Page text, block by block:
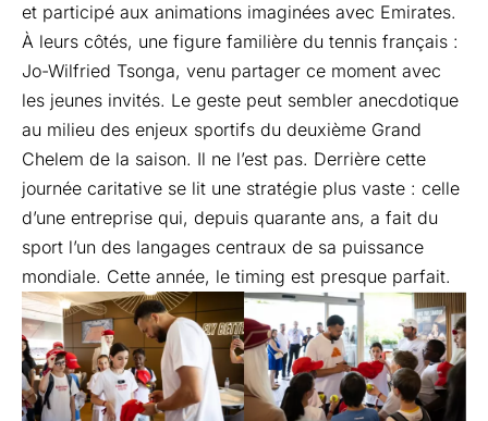
et participé aux animations imaginées avec Emirates.
À leurs côtés, une figure familière du tennis français :
Jo-Wilfried Tsonga, venu partager ce moment avec
les jeunes invités. Le geste peut sembler anecdotique
au milieu des enjeux sportifs du deuxième Grand
Chelem de la saison. Il ne l’est pas. Derrière cette
journée caritative se lit une stratégie plus vaste : celle
d’une entreprise qui, depuis quarante ans, a fait du
sport l’un des langages centraux de sa puissance
mondiale. Cette année, le timing est presque parfait.